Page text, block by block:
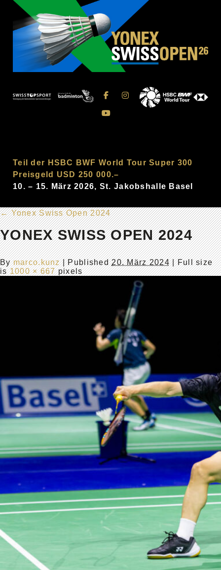
Teil der HSBC BWF World Tour Super 300
Preisgeld USD 250 000.–
10. – 15. März 2026, St. Jakobshalle Basel
←Yonex Swiss Open 2024
YONEX SWISS OPEN 2024
Bymarco.kunz |Published20. März 2024| Full size
is1000 × 667pixels